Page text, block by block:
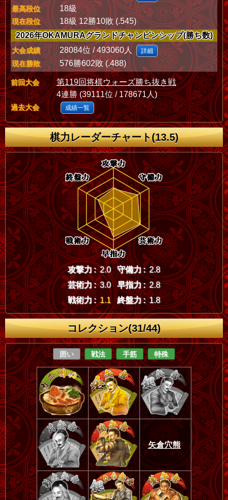
最高段位 18級
現在段位
18級 12勝10敗 (.545)
2026年OKAMURAグランドチャンピンシップ(勝ち数)
大会成績 28084位 / 493060人 詳細
現在勝敗 576勝602敗 (.488)
前回大会
第119回将棋ウォーズ勝ち抜き戦
4連勝 (39111位 / 178671人)
過去大会 成績一覧
棋力レーダーチャート(13.5)
攻撃力 : 2.0 守備力 : 2.8
芸術力 : 3.0 早指力 : 2.8
戦術力 : 1.1 終盤力 : 1.8
コレクション(31/44)
囲い 戦法 手筋 特殊
矢倉穴熊